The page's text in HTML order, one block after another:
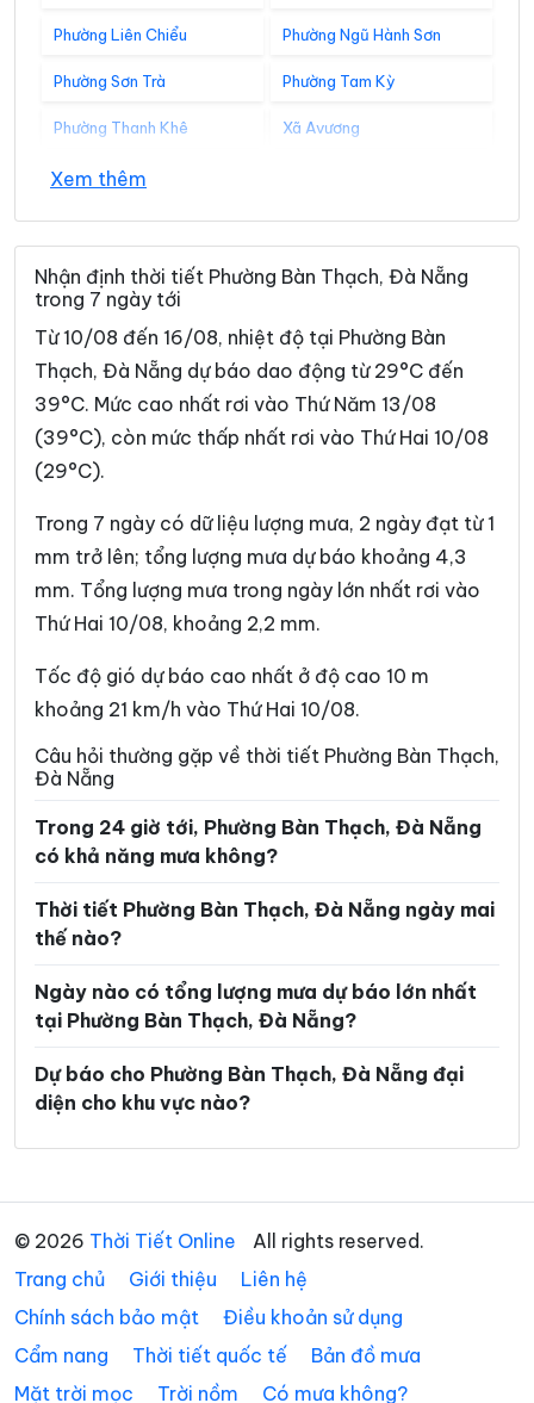
Phường Liên Chiểu Phường Ngũ Hành Sơn
Phường Sơn Trà Phường Tam Kỳ
Phường Thanh Khê Xã Avương
Xã Bà Nà
Xã Bến Hiên Xã Chiên Đàn
Xã Đắc Pring Xã Đại Lộc
Xã Điện Bàn Tây
Xã Đông Giang Xã Đức Phú
Xã Duy Nghĩa Xã Duy Xuyên
Xã Gò Nổi
Xã Hòa Vang Xã Hùng Sơn
Xã Khâm Đức Xã La Dêê
Xã Nam Giang Xã Nam Phước
Xã Núi Thành
Xã Phước Chánh Xã Phước Hiệp
Xã Phước Năng
Xã Phước Trà Xã Quế Phước
Xã Quế Sơn Xã Quế Sơn Trung
Xã Sơn Cẩm Hà Xã Sông Kôn
Xã Tam Hải
Xã Tam Xuân Xã Tân Hiệp
Xã Tây Giang Xã Tây Hồ
Xã Thăng An Xã Thăng Điền
Xã Thăng Phú Xã Thăng Trường
Xã Thượng Đức Xã Tiên Phước
Xem thêm
Nhận định thời tiết Phường Bàn Thạch, Đà Nẵng
trong 7 ngày tới
Từ 10/08 đến 16/08, nhiệt độ tại Phường Bàn
Thạch, Đà Nẵng dự báo dao động từ 29°C đến
39°C. Mức cao nhất rơi vào Thứ Năm 13/08
(39°C), còn mức thấp nhất rơi vào Thứ Hai 10/08
(29°C).
Trong 7 ngày có dữ liệu lượng mưa, 2 ngày đạt từ 1
mm trở lên; tổng lượng mưa dự báo khoảng 4,3
mm. Tổng lượng mưa trong ngày lớn nhất rơi vào
Thứ Hai 10/08, khoảng 2,2 mm.
Tốc độ gió dự báo cao nhất ở độ cao 10 m
khoảng 21 km/h vào Thứ Hai 10/08.
Câu hỏi thường gặp về thời tiết Phường Bàn Thạch,
Đà Nẵng
Trong 24 giờ tới, Phường Bàn Thạch, Đà Nẵng
có khả năng mưa không?
Thời tiết Phường Bàn Thạch, Đà Nẵng ngày mai
thế nào?
Ngày nào có tổng lượng mưa dự báo lớn nhất
tại Phường Bàn Thạch, Đà Nẵng?
Dự báo cho Phường Bàn Thạch, Đà Nẵng đại
diện cho khu vực nào?
© 2026 Thời Tiết Online
All rights reserved.
Trang chủ
Giới thiệu
Liên hệ
Chính sách bảo mật
Điều khoản sử dụng
Cẩm nang
Thời tiết quốc tế
Bản đồ mưa
Mặt trời mọc
Trời nồm Có mưa không?